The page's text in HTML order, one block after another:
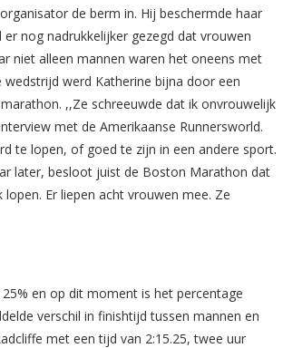
de berm in. Hij beschermde haar
nog nadrukkelijker gezegd dat vrouwen
niet alleen mannen waren het oneens met
werd Katherine bijna door een
,,Ze schreeuwde dat ik onvrouwelijk
met de Amerikaanse Runnersworld.
te lopen, of goed te zijn in een andere sport.
later, besloot juist de Boston Marathon dat
Er liepen acht vrouwen mee. Ze
en op dit moment is het percentage
verschil in finishtijd tussen mannen en
met een tijd van 2:15.25, twee uur